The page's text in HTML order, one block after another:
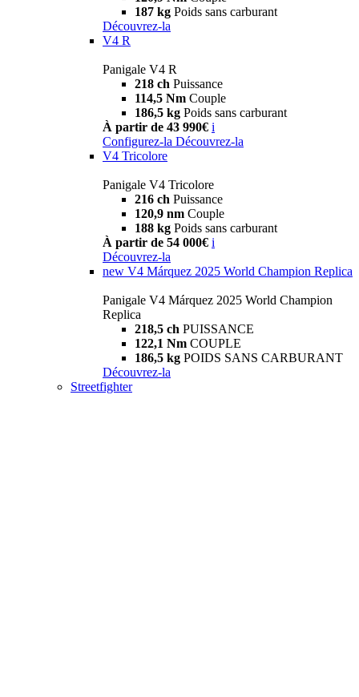
187 kg Poids sans carburant
Découvrez-la
V4 R
Panigale V4 R
218 ch Puissance
114,5 Nm Couple
186,5 kg Poids sans carburant
À partir de 43 990€ i
Configurez-la Découvrez-la
V4 Tricolore
Panigale V4 Tricolore
216 ch Puissance
120,9 nm Couple
188 kg Poids sans carburant
À partir de 54 000€ i
Découvrez-la
new V4 Márquez 2025 World Champion Replica
Panigale V4 Márquez 2025 World Champion
Replica
218,5 ch PUISSANCE
122,1 Nm COUPLE
186,5 kg POIDS SANS CARBURANT
Découvrez-la
Streetfighter